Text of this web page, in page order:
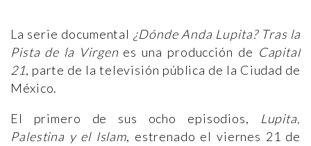
La serie documental ¿Dónde Anda Lupita? Tras la
Pista de la Virgen es una producción de Capital
21, parte de la televisión pública de la Ciudad de
México.
El primero de sus ocho episodios,
Lupita,
Palestina y el Islam, estrenado el viernes 21 de